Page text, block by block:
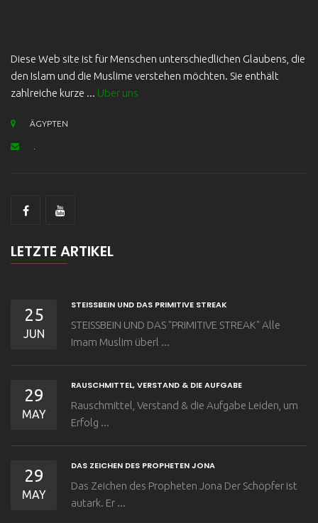
Diese Web site ist für Menschen unterschiedlichen Glaubens, die
den Islam und die Muslime verstehen möchten. Sie enthält
zahlreiche kurze ... Über uns
ÄGYPTEN
LETZTE ARTIKEL
25
JUN
STEISSBEIN UND DAS PRIMITIVE STREAK
STEISSBEIN UND DAS "PRIMITIVE STREAK" Alle
Imam Muslim überl ...
29
MAY
RAUSCHMITTEL, VERSTAND & DIE AUFGABE
Rauschmittel, Verstand & die Aufgabe Leiden, um
Erfolg ...
29
MAY
DAS ZEICHEN DES PROPHETEN JONA
Das Zeichen des Propheten Jona Der Schöpfer ist
autark. Er ...